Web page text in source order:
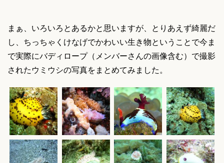
まぁ、いろいろとあるかと思いますが、とりあえず綺麗だ
し、ちっちゃくけなげでかわいい生き物ということで今ま
で実際にバディロープ（メンバーさんの画像含む）で撮影
されたウミウシの写真をまとめてみました。